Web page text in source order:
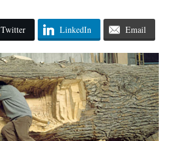
Twitter LinkedIn Email